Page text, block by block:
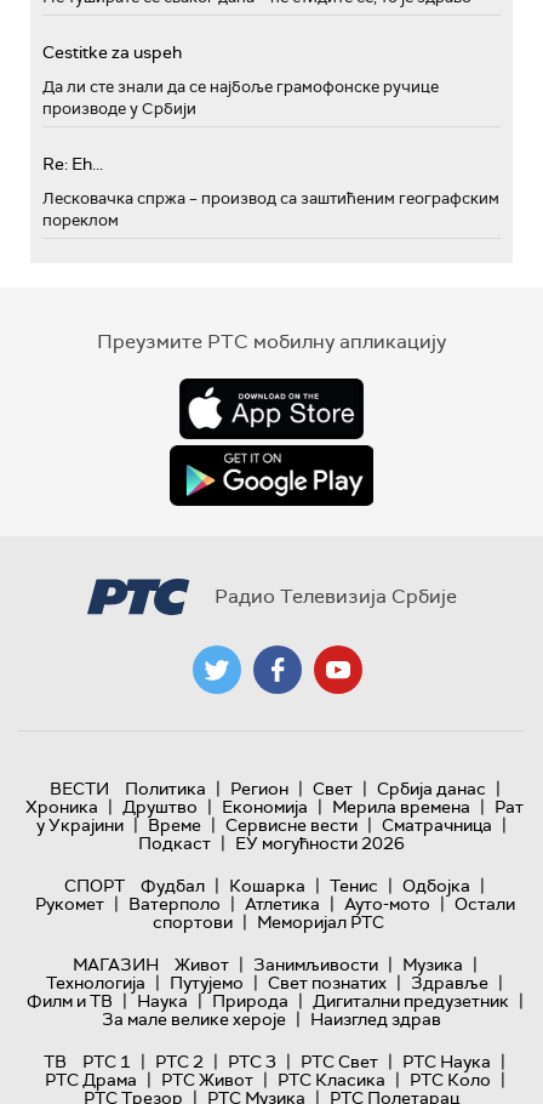
Cestitke za uspeh
Да ли сте знали да се најбоље грамофонске ручице
производе у Србији
Re: Eh...
Лесковачка спржа – производ са заштићеним географским
пореклом
Преузмите РТС мобилну апликацију
Радио Телевизија Србије
ВЕСТИ Политика | Регион | Свет | Србија данас |
Хроника | Друштво | Економија | Мерила времена | Рат
у Украјини | Време | Сервисне вести | Сматрачница |
Подкаст | ЕУ могућности 2026
СПОРТ
Фудбал | Кошарка | Тенис | Одбојка |
Рукомет | Ватерполо | Атлетика | Ауто-мото | Остали
спортови | Меморијал РТС
МАГАЗИН
Живот | Занимљивости | Музика |
Технологијa | Путујемо | Свет познатих | Здравље |
Филм и ТВ | Наука | Природа | Дигитални предузетник |
За мале велике хероје | Наизглед здрав
ТВ
РТС 1 | РТС 2 | РТС 3 | РТС Свет | РТС Наука |
РТС Драма | РТС Живот | РТС Класика | РТС Коло |
РТС Трезор | РТС Музика | РТС Полетарац